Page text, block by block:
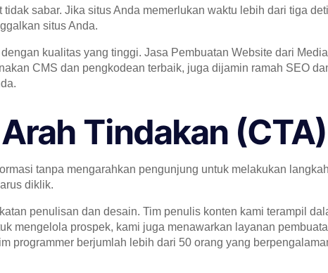
sabar. Jika situs Anda memerlukan waktu lebih dari tiga
situs Anda.
kualitas yang tinggi. Jasa Pembuatan Website dari
CMS dan pengkodean terbaik, juga dijamin ramah SEO
Tindakan
tanpa mengarahkan pengunjung untuk melakukan
diklik.
penulisan dan desain. Tim penulis konten kami terampil
mengelola prospek, kami juga menawarkan layanan
programmer berjumlah lebih dari 50 orang yang